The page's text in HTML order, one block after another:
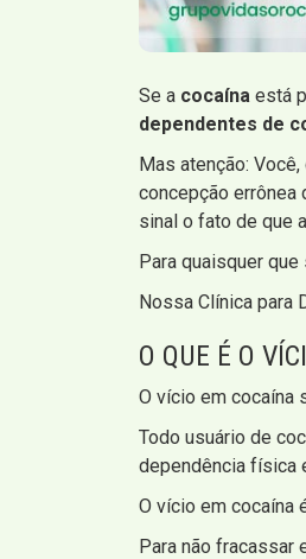
Se a cocaína está
dependentes de
Mas atenção:
concepção
sinal o fato de que
Para quaisquer
Nossa Clínica para
O QUE É O
O vício em cocaína
Todo usuário de
dependência física
O vício em cocaína
Para não fracassar